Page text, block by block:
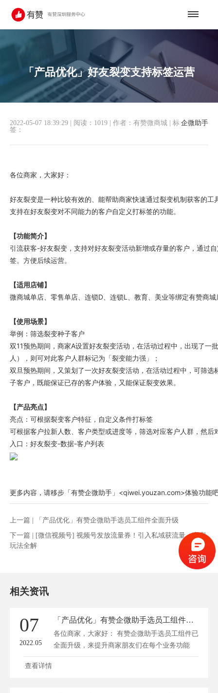
「产品优化」好友裂变支持标签运营
企微助手
2022-05-07 18:39:29 阅读：1019 作者：有赞微商城
标
签：
各位商家，大家好：
好友裂变是一种比较有效的、能帮助商家快速通过裂变机制获客的
支持在好友裂变对不同能力的客户自定义打标签的功能。
【功能简介】
引流获客-好友裂变，支持对好友裂变活动新增或存量的客户，通过
签。方便后续运营。
【适用店铺】
微商城单店、零售单店、连锁D、连锁L、教育、美业等绑定有赞商
【使用场景】
举例：筛选裂变种子客户
双11预热期间，商家A设置好友裂变活动，在活动过程中，出现了一
人），则可对此客户人群标记为「裂变能力强」；
双旦预热期间，又策划了一次好友裂变活动，在活动过程中，可筛
子客户，既能保证已存的客户体验，又能保证裂变效果。
【产品亮点】
亮点：可根据裂变客户特征，自定义条件打标签
可根据客户拉新人数、客户类型或进度等，筛选对应客户人群，然
入口：好友裂变-数据-客户列表
更多内容，请移步「有赞企微助手」<qiwei.youzan.com>体验功能
上一篇 | 「产品优化」有赞企微助手选员工组件全面升级
下一篇 |
[微信视频号] 视频号发放流量券！引入私域获流量，商家
玩法全解
相关资讯
07
2022.05
「产品优化」有赞企微助手选员工组件全面升级
各位商家，大家好： 有赞企微助手选员工组件已
全面升级，来提升商家朋友们在每个业务功能
中...
查看详情